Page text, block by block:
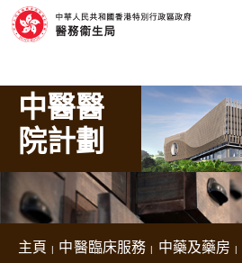
跳至主要內容
中醫醫
院計劃
主頁 中醫臨床服務 中藥及藥房